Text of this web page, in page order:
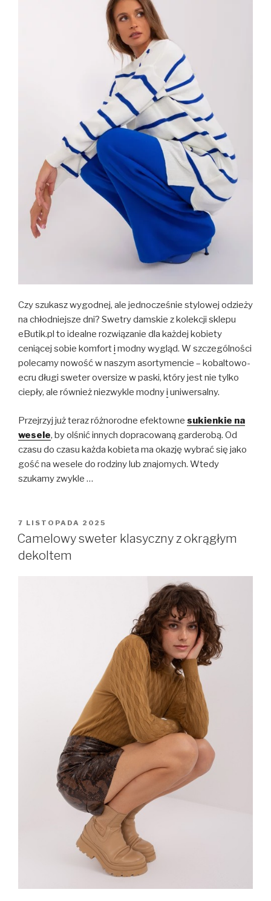
Czy szukasz wygodnej, ale jednocześnie stylowej odzieży
na chłodniejsze dni? Swetry damskie z kolekcji sklepu
eButik.pl to idealne rozwiązanie dla każdej kobiety
ceniącej sobie komforti modny wygląd. W szczególności
polecamy nowość w naszym asortymencie – kobaltowo-
ecru długi sweter oversize w paski, który jest nie tylko
ciepły, ale również niezwykle modnyi uniwersalny.
Przejrzyj już teraz różnorodne efektowne sukienkie na
wesele, by olśnić innych dopracowaną garderobą. Od
czasu do czasu każda kobieta ma okazję wybrać się jako
gość na wesele do rodziny lub znajomych. Wtedy
szukamy zwykle …
OPUBLIKOWANE
W
7 LISTOPADA 2025
Camelowy sweter klasyczny z okrągłym
dekoltem